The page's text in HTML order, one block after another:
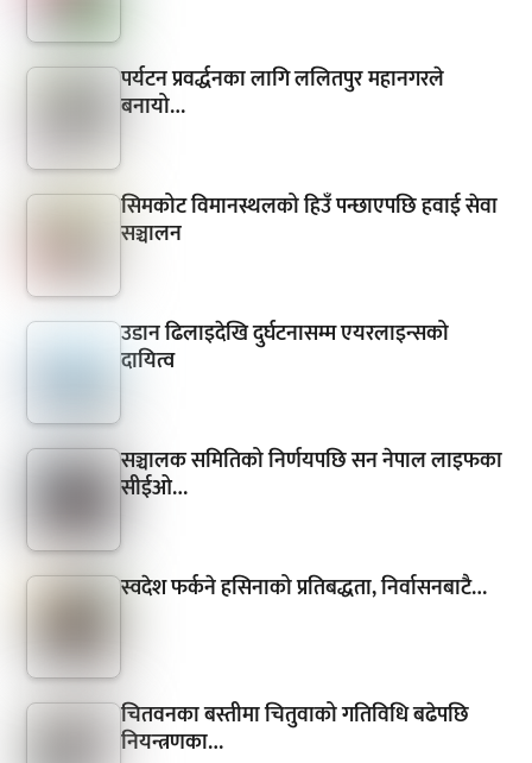
पर्यटन प्रवर्द्धनका लागि ललितपुर महानगरले
बनायो…
सिमकोट विमानस्थलको हिउँ पन्छाएपछि हवाई सेवा
सञ्चालन
उडान ढिलाइदेखि दुर्घटनासम्म एयरलाइन्सको
दायित्व
सञ्चालक समितिको निर्णयपछि सन नेपाल लाइफका
सीईओ…
स्वदेश फर्कने हसिनाको प्रतिबद्धता, निर्वासनबाटै…
चितवनका बस्तीमा चितुवाको गतिविधि बढेपछि
नियन्त्रणका…